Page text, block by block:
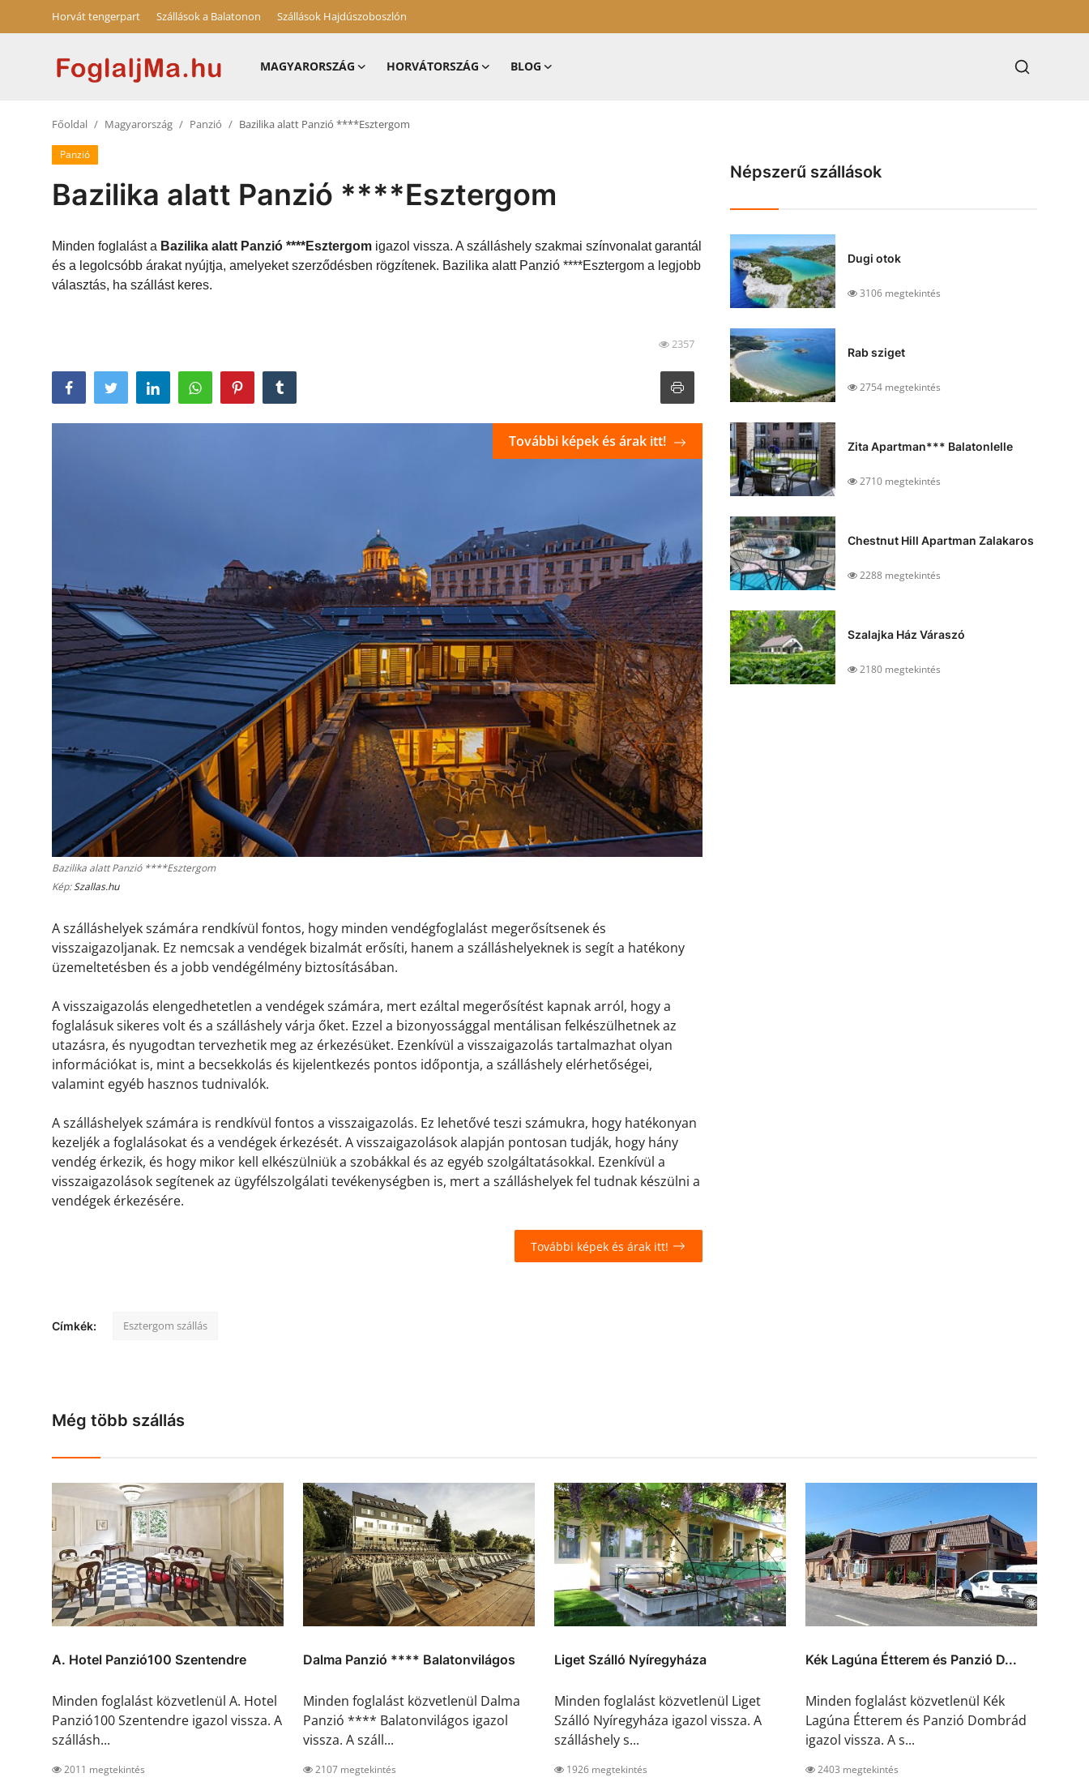
Horvát tengerpart Szállások a Balatonon Szállások Hajdúszoboszlón
MAGYARORSZÁG HORVÁTORSZÁG BLOG
Horvátország
Szállások Hajdúszoboszlón
Főoldal Magyarország Panzió Bazilika alatt Panzió ****Esztergom
Panzió
Bazilika alatt Panzió ****Esztergom
Minden foglalást a Bazilika alatt Panzió ****Esztergom igazol vissza. A szálláshely szakmai színvonalat garantál
és a legolcsóbb árakat nyújtja, amelyeket szerződésben rögzítenek. Bazilika alatt Panzió ****Esztergom a legjobb
választás, ha szállást keres.
2357
Bazilika alatt Panzió ****Esztergom
Kép:Szallas.hu
További képek és árak itt!
A szálláshelyek számára rendkívül fontos, hogy minden vendégfoglalást megerősítsenek és
visszaigazoljanak. Ez nemcsak a vendégek bizalmát erősíti, hanem a szálláshelyeknek is segít a hatékony
üzemeltetésben és a jobb vendégélmény biztosításában.
A visszaigazolás elengedhetetlen a vendégek számára, mert ezáltal megerősítést kapnak arról, hogy a
foglalásuk sikeres volt és a szálláshely várja őket. Ezzel a bizonyossággal mentálisan felkészülhetnek az
utazásra, és nyugodtan tervezhetik meg az érkezésüket. Ezenkívül a visszaigazolás tartalmazhat olyan
információkat is, mint a becsekkolás és kijelentkezés pontos időpontja, a szálláshely elérhetőségei,
valamint egyéb hasznos tudnivalók.
A szálláshelyek számára is rendkívül fontos a visszaigazolás. Ez lehetővé teszi számukra, hogy hatékonyan
kezeljék a foglalásokat és a vendégek érkezését. A visszaigazolások alapján pontosan tudják, hogy hány
vendég érkezik, és hogy mikor kell elkészülniük a szobákkal és az egyéb szolgáltatásokkal. Ezenkívül a
visszaigazolások segítenek az ügyfélszolgálati tevékenységben is, mert a szálláshelyek fel tudnak készülni a
vendégek érkezésére.
További képek és árak itt!
Címkék: Esztergom szállás
Népszerű szállások
Dugi otok
3106 megtekintés
Rab sziget
2754 megtekintés
Zita Apartman*** Balatonlelle
2710 megtekintés
Chestnut Hill Apartman Zalakaros
2288 megtekintés
Szalajka Ház Váraszó
2180 megtekintés
Még több szállás
A. Hotel Panzió100 Szentendre
Minden foglalást közvetlenül A. Hotel
Panzió100 Szentendre igazol vissza. A
szállásh...
2011 megtekintés
Dalma Panzió **** Balatonvilágos
Minden foglalást közvetlenül Dalma
Panzió **** Balatonvilágos igazol
vissza. A száll...
2107 megtekintés
Liget Szálló Nyíregyháza
Minden foglalást közvetlenül Liget
Szálló Nyíregyháza igazol vissza. A
szálláshely s...
1926 megtekintés
Kék Lagúna Étterem és Panzió D...
Minden foglalást közvetlenül Kék
Lagúna Étterem és Panzió Dombrád
igazol vissza. A s...
2403 megtekintés